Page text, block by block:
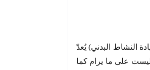
النشاط البدني) يُعدّ
على ما يرام كما